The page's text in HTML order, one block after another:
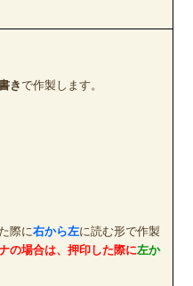
きで作製します。
際に右から左に読む形で作製
の場合は、押印した際に左か